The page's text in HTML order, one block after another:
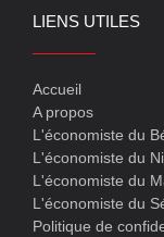
LIENS UTILES
Accueil
A propos
L'économiste du
L'économiste du
L'économiste du
L'économiste du
Politique de